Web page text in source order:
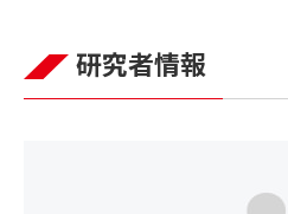
研究者情報